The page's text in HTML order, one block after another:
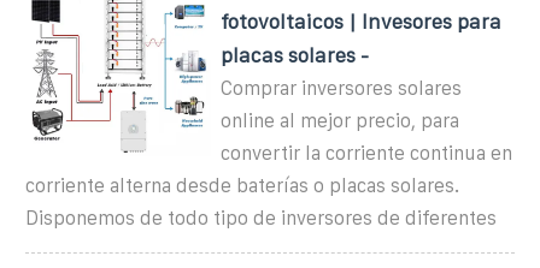
fotovoltaicos | Invesores para
placas solares -
Comprar inversores solares
online al mejor precio, para
convertir la corriente continua en
corriente alterna desde baterías o placas solares.
Disponemos de todo tipo de inversores de diferentes